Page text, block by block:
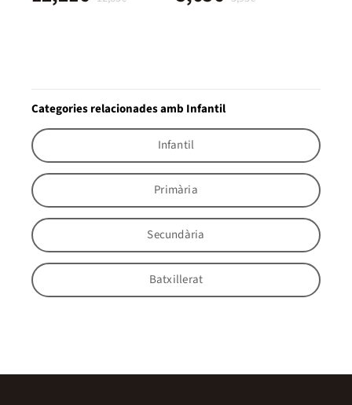
Categories relacionades amb Infantil
Infantil
Primària
Secundària
Batxillerat